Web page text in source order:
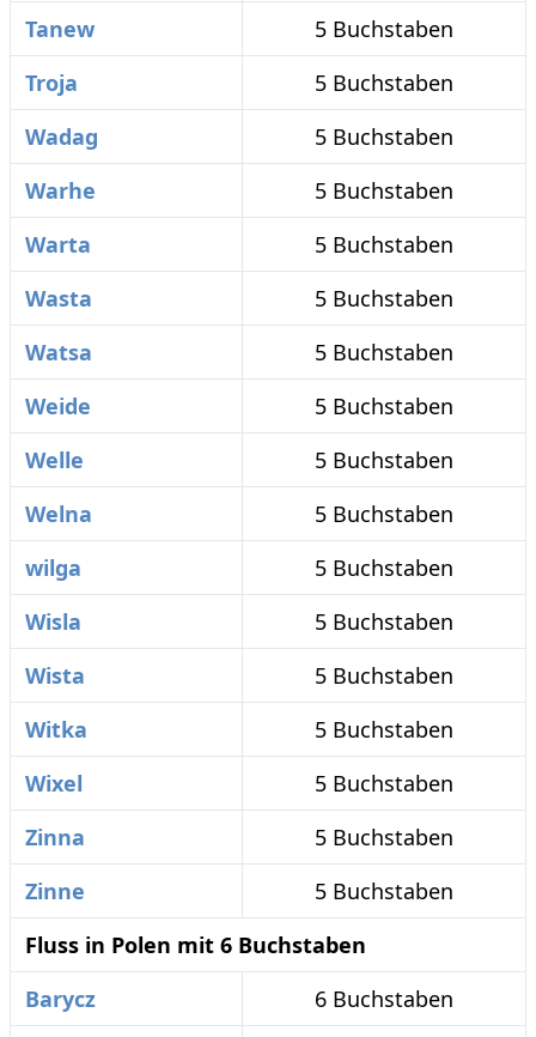
Tanew
5 Buchstaben
Troja
5 Buchstaben
Wadag
5 Buchstaben
Warhe
5 Buchstaben
Warta
5 Buchstaben
Wasta
5 Buchstaben
Watsa
5 Buchstaben
Weide
5 Buchstaben
Welle
5 Buchstaben
Welna
5 Buchstaben
wilga
5 Buchstaben
Wisla
5 Buchstaben
Wista
5 Buchstaben
Witka
5 Buchstaben
Wixel
5 Buchstaben
Zinna
5 Buchstaben
Zinne
5 Buchstaben
Fluss in Polen mit 6 Buchstaben
Barycz
6 Buchstaben